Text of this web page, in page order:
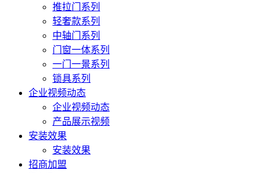
推拉门系列
轻奢款系列
中轴门系列
门窗一体系列
一门一景系列
锁具系列
企业视频动态
企业视频动态
产品展示视频
安装效果
安装效果
招商加盟